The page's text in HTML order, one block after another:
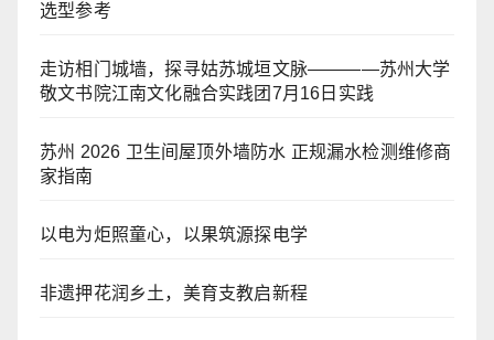
选型参考
走访相门城墙，探寻姑苏城垣文脉————苏州大学
敬文书院江南文化融合实践团7月16日实践
苏州 2026 卫生间屋顶外墙防水 正规漏水检测维修商
家指南
以电为炬照童心，以果筑源探电学
非遗押花润乡土，美育支教启新程